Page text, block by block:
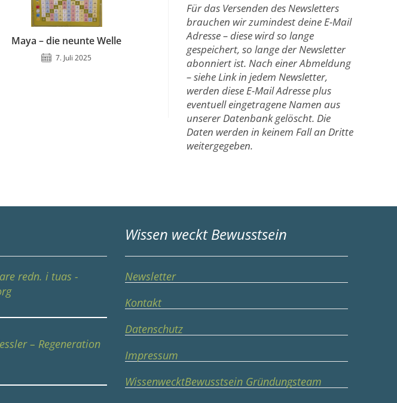
Maya – die neunte Welle
7. Juli 2025
Für das Versenden des Newsletters
brauchen wir zumindest deine E-Mail
Adresse – diese wird so lange
gespeichert, so lange der Newsletter
abonniert ist. Nach einer Abmeldung
– siehe Link in jedem Newsletter,
werden diese E-Mail Adresse plus
eventuell eingetragene Namen aus
unserer Datenbank gelöscht. Die
Daten werden in keinem Fall an Dritte
weitergegeben.
redn. i tuas -
– Regeneration
Wissen weckt Bewusstsein
Newsletter
Kontakt
Datenschutz
Impressum
WissenwecktBewusstsein Gründungsteam